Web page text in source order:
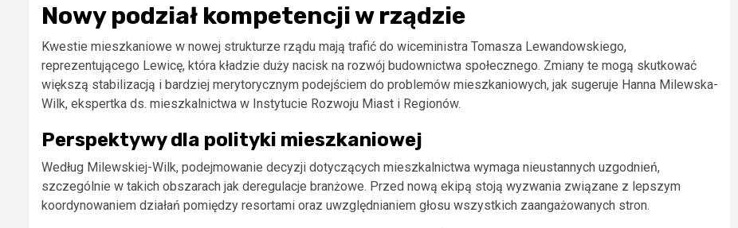
Nowy podział kompetencji w rządzie
Kwestie mieszkaniowe w nowej strukturze rządu mają trafić do wiceministra Tomasza Lewandowskiego,
reprezentującego Lewicę, która kładzie duży nacisk na rozwój budownictwa społecznego. Zmiany te mogą skutkować
większą stabilizacją i bardziej merytorycznym podejściem do problemów mieszkaniowych, jak sugeruje Hanna Milewska-
Wilk, ekspertka ds. mieszkalnictwa w Instytucie Rozwoju Miast i Regionów.
Perspektywy dla polityki mieszkaniowej
Według Milewskiej-Wilk, podejmowanie decyzji dotyczących mieszkalnictwa wymaga nieustannych uzgodnień,
szczególnie w takich obszarach jak deregulacje branżowe. Przed nową ekipą stoją wyzwania związane z lepszym
koordynowaniem działań pomiędzy resortami oraz uwzględnianiem głosu wszystkich zaangażowanych stron.